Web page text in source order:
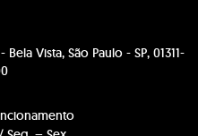
Vista, São Paulo - SP, 01311-